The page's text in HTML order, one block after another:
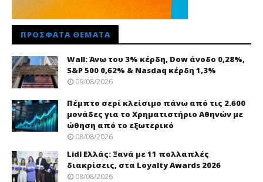
ΠΡΌΣΦΑΤΑ ΘΈΜΑΤΑ
Wall: Άνω του 3% κέρδη, Dow άνοδο 0,28%,
S&P 500 0,62% & Nasdaq κέρδη 1,3%
09/08/2026
Πέμπτο σερί κλείσιμο πάνω από τις 2.600
μονάδες για το Χρηματιστήριο Αθηνών με
ώθηση από το εξωτερικό
08/08/2026
Lidl Ελλάς: Ξανά με 11 πολλαπλές
διακρίσεις, στα Loyalty Awards 2026
08/08/2026